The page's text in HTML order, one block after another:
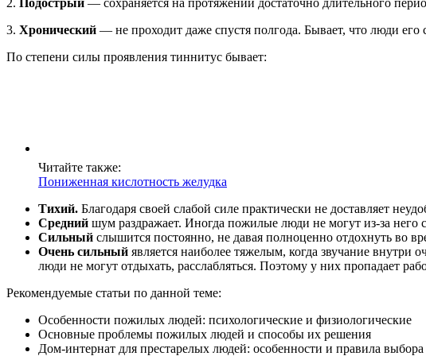
3. Хронический — не проходит даже спустя полгода. Бывает, что люди его
По степени силы проявления тиннитус бывает:
Читайте также:
Пониженная кислотность желудка
Тихий. Благодаря своей слабой силе практически не доставляет
Средний шум раздражает. Иногда пожилые люди не могут из-за него
Сильный слышится постоянно, не давая полноценно отдохнуть во
Очень сильный является наиболее тяжелым, когда звучание внутри
люди не могут отдыхать, расслабляться. Поэтому у них пропадает
Рекомендуемые статьи по данной теме:
Особенности пожилых людей: психологические и физиологические
Основные проблемы пожилых людей и способы их решения
Дом-интернат для престарелых людей: особенности и правила выбора